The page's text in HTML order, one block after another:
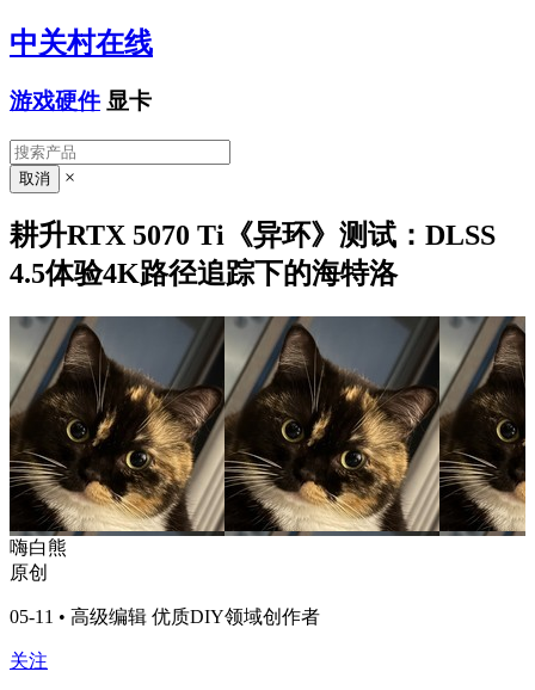
中关村在线
游戏硬件 显卡
×
耕升RTX 5070 Ti《异环》测试：DLSS
4.5体验4K路径追踪下的海特洛
嗨白熊
原创
05-11 • 高级编辑 优质DIY领域创作者
关注